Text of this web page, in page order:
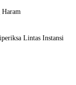
Lintas Instansi